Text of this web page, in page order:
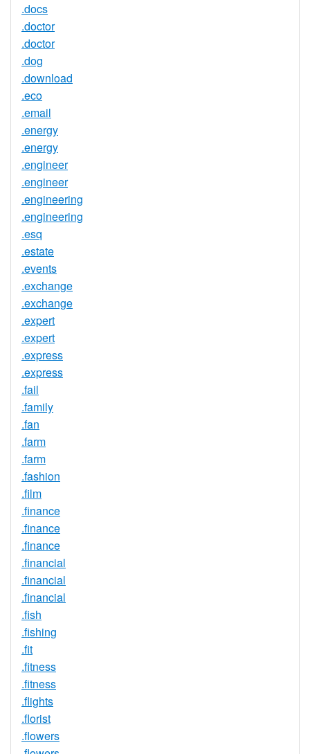
.docs
.doctor
.doctor
.dog
.download
.eco
.email
.energy
.energy
.engineer
.engineer
.engineering
.engineering
.esq
.estate
.events
.exchange
.exchange
.expert
.expert
.express
.express
.fail
.family
.fan
.farm
.farm
.fashion
.film
.finance
.finance
.finance
.financial
.financial
.financial
.fish
.fishing
.fit
.fitness
.fitness
.flights
.florist
.flowers